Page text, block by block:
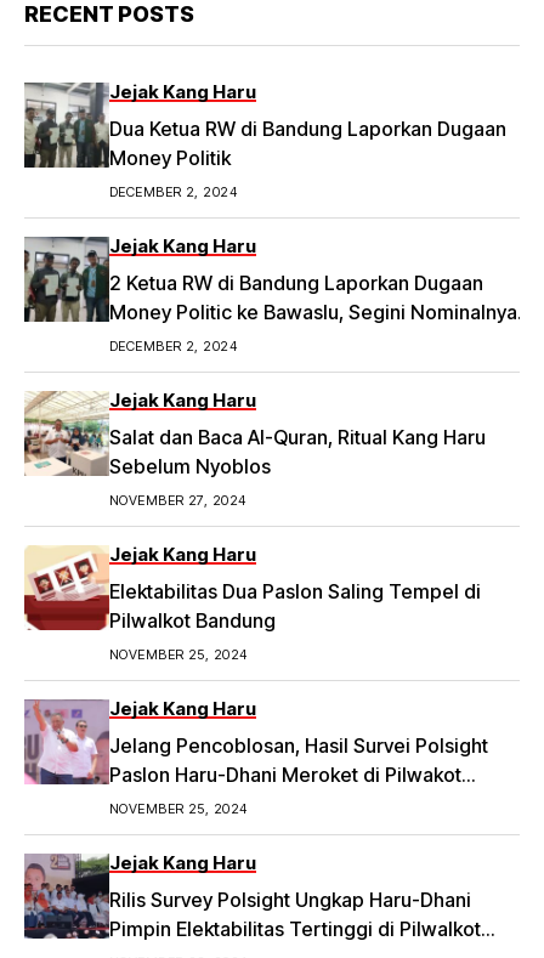
RECENT POSTS
Jejak Kang Haru
Dua Ketua RW di Bandung Laporkan Dugaan
Money Politik
DECEMBER 2, 2024
Jejak Kang Haru
2 Ketua RW di Bandung Laporkan Dugaan
Money Politic ke Bawaslu, Segini Nominalnya
Artikel ini telah tayang di Tribunpriangan.com
dengan judul 2 Ketua RW di Bandung Laporkan
Dugaan Money Politic ke Bawaslu, Segini
Nominalnya,
https://priangan.tribunnews.com/2024/11/30/2-
money-politic-ke-bawaslu-segini-nominalnya.
DECEMBER 2, 2024
Jejak Kang Haru
Salat dan Baca Al-Quran, Ritual Kang Haru
Sebelum Nyoblos
NOVEMBER 27, 2024
Jejak Kang Haru
Elektabilitas Dua Paslon Saling Tempel di
Pilwalkot Bandung
NOVEMBER 25, 2024
Jejak Kang Haru
Jelang Pencoblosan, Hasil Survei Polsight
Paslon Haru-Dhani Meroket di Pilwakot
Bandung
NOVEMBER 25, 2024
Jejak Kang Haru
Rilis Survey Polsight Ungkap Haru-Dhani
Pimpin Elektabilitas Tertinggi di Pilwalkot